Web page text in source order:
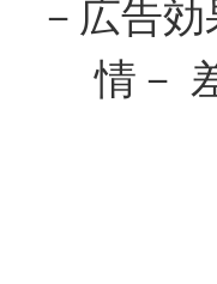
－広告
情－